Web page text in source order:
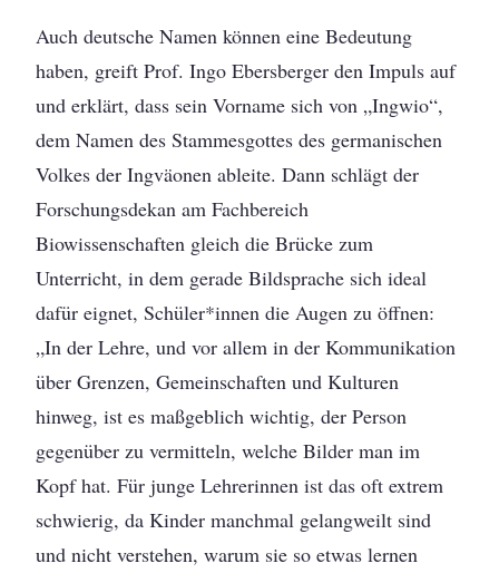
Auch deutsche Namen können eine Bedeutung
haben, greift Prof. Ingo Ebersberger den Impuls auf
und erklärt, dass sein Vorname sich von „Ingwio“,
dem Namen des Stammesgottes des germanischen
Volkes der Ingväonen ableite. Dann schlägt der
Forschungsdekan am Fachbereich
Biowissenschaften gleich die Brücke zum
Unterricht, in dem gerade Bildsprache sich ideal
dafür eignet, Schüler*innen die Augen zu öffnen:
„In der Lehre, und vor allem in der Kommunikation
über Grenzen, Gemeinschaften und Kulturen
hinweg, ist es maßgeblich wichtig, der Person
gegenüber zu vermitteln, welche Bilder man im
Kopf hat. Für junge Lehrerinnen ist das oft extrem
schwierig, da Kinder manchmal gelangweilt sind
und nicht verstehen, warum sie so etwas lernen